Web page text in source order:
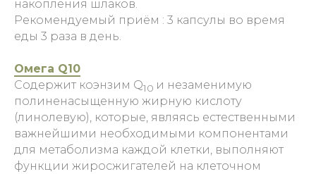
накопления шлаков.
Рекомендуемый приём : 3 капсулы во время
еды 3 раза в день.
Омега Q10
Содержит коэнзим Q10 и незаменимую
полиненасыщенную жирную кислоту
(линолевую), которые, являясь естественными
важнейшими необходимыми компонентами
для метаболизма каждой клетки, выполняют
функции жиросжигателей на клеточном